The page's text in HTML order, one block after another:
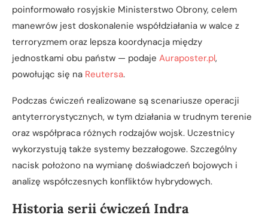
poinformowało rosyjskie Ministerstwo Obrony, celem
manewrów jest doskonalenie współdziałania w walce z
terroryzmem oraz lepsza koordynacja między
jednostkami obu państw — podaje Auraposter.pl,
powołując się na Reutersa.
Podczas ćwiczeń realizowane są scenariusze operacji
antyterrorystycznych, w tym działania w trudnym terenie
oraz współpraca różnych rodzajów wojsk. Uczestnicy
wykorzystują także systemy bezzałogowe. Szczególny
nacisk położono na wymianę doświadczeń bojowych i
analizę współczesnych konfliktów hybrydowych.
Historia serii ćwiczeń Indra